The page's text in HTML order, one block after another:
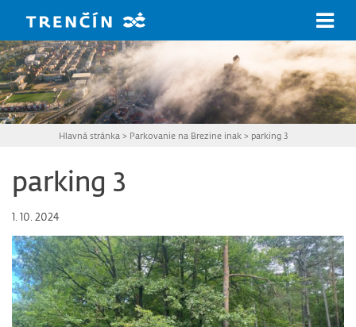
Hlavná stránka > Parkovanie na Brezine inak> parking 3
parking 3
1. 10. 2024